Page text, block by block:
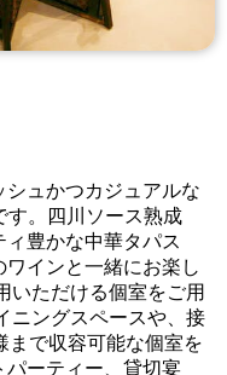
ュかつカジュアルな
。四川ソース熟成
豊かな中華タパス
インと一緒にお楽し
いただける個室をご用
ニングスペースや、接
まで収容可能な個室を
パーティー、貸切宴